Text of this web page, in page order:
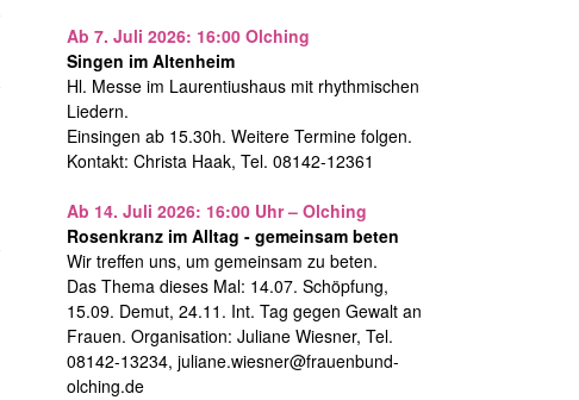
Ab 7. Juli 2026: 16:00 Olching
Singen im Altenheim
Hl. Messe im Laurentiushaus mit rhythmischen
Liedern.
Einsingen ab 15.30h. Weitere Termine folgen.
Kontakt: Christa Haak, Tel. 08142-12361
Ab 14. Juli 2026: 16:00 Uhr – Olching
Rosenkranz im Alltag - gemeinsam beten
Wir treffen uns, um gemeinsam zu beten.
Das Thema dieses Mal: 14.07. Schöpfung,
15.09. Demut, 24.11. Int. Tag gegen Gewalt an
Frauen. Organisation: Juliane Wiesner, Tel.
08142-13234, juliane.wiesner@frauenbund-
olching.de